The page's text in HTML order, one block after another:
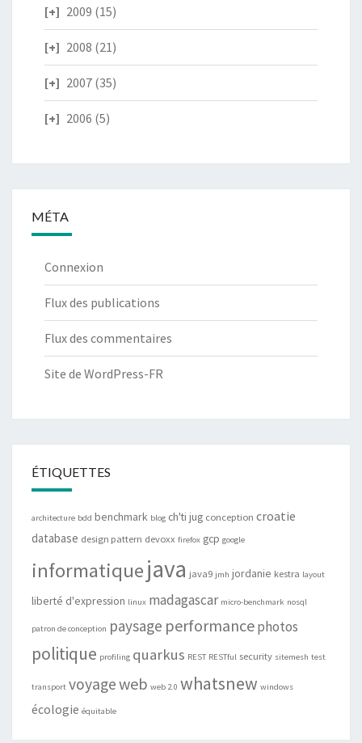
2009 (15)
2008 (21)
2007 (35)
2006 (5)
MÉTA
Connexion
Flux des publications
Flux des commentaires
Site de WordPress-FR
ÉTIQUETTES
architecture bdd benchmark blog ch'ti jug conception croatie
database design pattern devoxx firefox gcp google
informatiquejava java9 jmh jordanie kestra layout
liberté d'expression linux madagascar micro-benchmark nosql
patron de conception paysage performancephotos
politique profiling quarkus REST RESTful security sitemesh test
transport voyageweb web 2.0 whatsnew windows
écologie équitable